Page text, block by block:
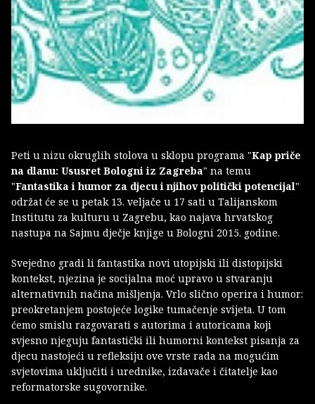
Peti u nizu okruglih stolova u sklopu programa "Kap priče
na dlanu: Ususret Bologni iz Zagreba" na temu
"Fantastika i humor za djecu i njihov politički potencijal"
održat će se u petak 13. veljače u 17 sati u Talijanskom
Institutu za kulturu u Zagrebu, kao najava hrvatskog
nastupa na Sajmu dječje knjige u Bologni 2015. godine.
Svejedno gradi li fantastika novi utopijski ili distopijski
kontekst, njezina je socijalna moć upravo u stvaranju
alternativnih načina mišljenja. Vrlo slično operira i humor:
preokretanjem postojeće logike tumačenje svijeta. U tom
ćemo smislu razgovarati s autorima i autoricama koji
svjesno njeguju fantastički ili humorni kontekst pisanja za
djecu nastojeći u refleksiju ove vrste rada na mogućim
svjetovima uključiti i urednike, izdavače i čitatelje kao
reformatorske sugovornike.